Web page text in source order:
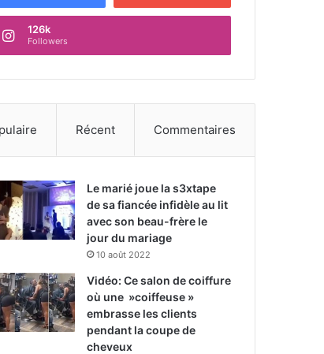
126k
Followers
Récent Commentaires
Le marié joue la s3xtape
de sa fiancée infidèle au lit
avec son beau-frère le
jour du mariage
10 août 2022
Vidéo: Ce salon de coiffure
où une »coiffeuse »
embrasse les clients
pendant la coupe de
cheveux